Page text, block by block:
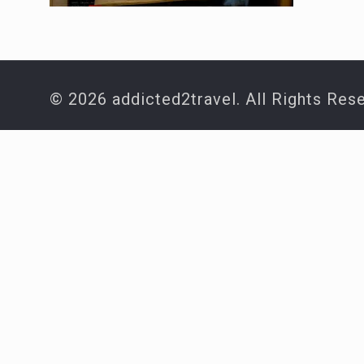
© 2026 addicted2travel. All Rights